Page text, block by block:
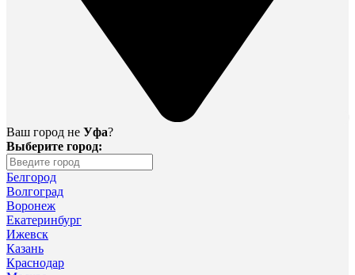
Ваш город не Уфа?
Выберите город:
Белгород
Волгоград
Воронеж
Екатеринбург
Ижевск
Казань
Краснодар